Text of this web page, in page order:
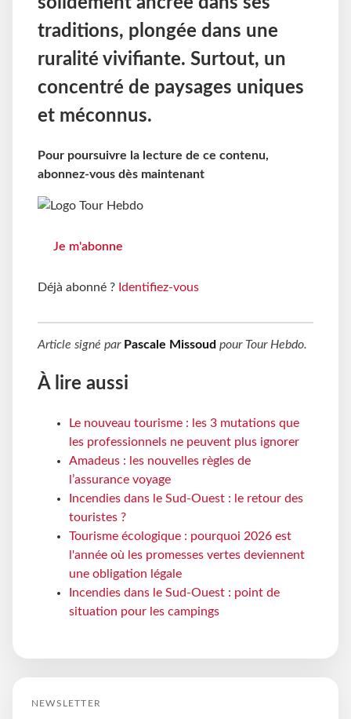
traditions, plongée dans une
ruralité vivifiante. Surtout, un
concentré de paysages uniques
et méconnus.
Pour poursuivre la lecture de ce contenu,
abonnez-vous dès maintenant
Je m'abonne
Déjà abonné ? Identifiez-vous
Article signé par Pascale Missoud pour Tour Hebdo.
À lire aussi
Le nouveau tourisme : les 3 mutations que
les professionnels ne peuvent plus ignorer
Amadeus : les nouvelles règles de
l’assurance voyage
Incendies dans le Sud-Ouest : le retour des
touristes ?
Tourisme écologique : pourquoi 2026 est
l'année où les promesses vertes deviennent
une obligation légale
Incendies dans le Sud-Ouest : point de
situation pour les campings
NEWSLETTER